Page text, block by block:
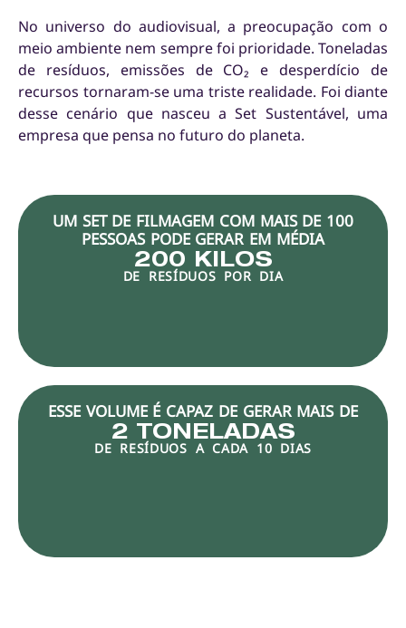
No universo do audiovisual, a preocupação com o
meio ambiente nem sempre foi prioridade. Toneladas
de resíduos, emissões de CO₂ e desperdício de
recursos tornaram-se uma triste realidade. Foi diante
desse cenário que nasceu aSet Sustentável, uma
empresa que pensa no futuro do planeta.
UM SET DE FILMAGEM COM MAIS DE 100
PESSOAS PODE GERAR EM MÉDIA
DE RESÍDUOS POR DIA
200 KILOS
ESSE VOLUME É CAPAZ DE GERAR MAIS DE
DE RESÍDUOS A CADA 10 DIAS
2 TONELADAS